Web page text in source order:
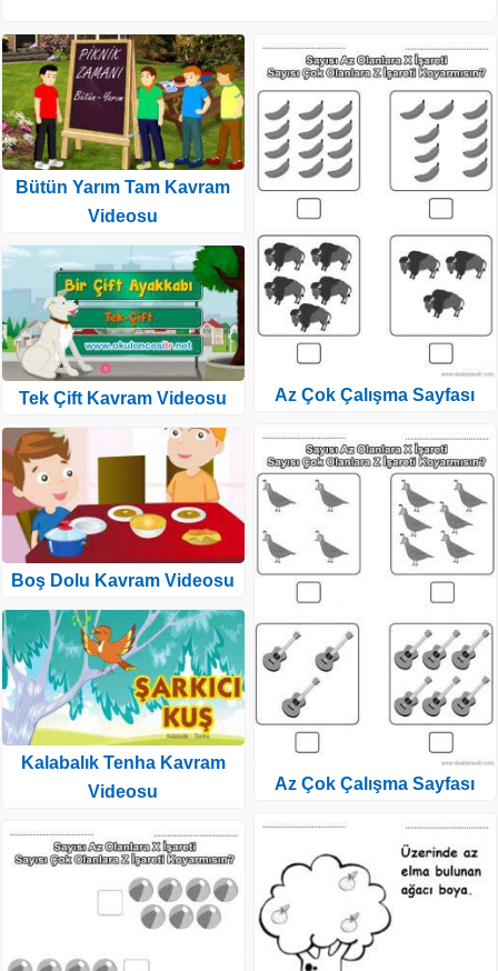
Bütün Yarım Tam Kavram
Videosu
Tek Çift Kavram Videosu
Boş Dolu Kavram Videosu
Kalabalık Tenha Kavram
Videosu
Az Çok Çalışma Sayfası
Az Çok Çalışma Sayfası